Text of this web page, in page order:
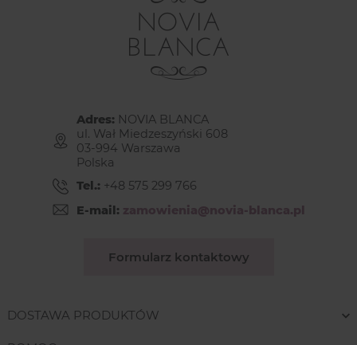
Adres: NOVIA BLANCA
ul. Wał Miedzeszyński 608
03-994 Warszawa
Polska
Tel.: +48 575 299 766
E-mail: zamowienia@novia-blanca.pl
Formularz kontaktowy
DOSTAWA PRODUKTÓW